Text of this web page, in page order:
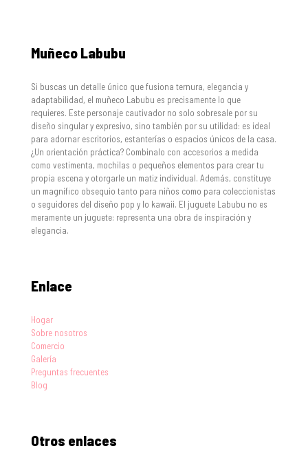
Muñeco Labubu
Si buscas un detalle único que fusiona ternura, elegancia y
adaptabilidad, el muñeco Labubu es precisamente lo que
requieres. Este personaje cautivador no solo sobresale por su
diseño singular y expresivo, sino también por su utilidad: es ideal
para adornar escritorios, estanterías o espacios únicos de la casa.
¿Un orientación práctica? Combinalo con accesorios a medida
como vestimenta, mochilas o pequeños elementos para crear tu
propia escena y otorgarle un matiz individual. Además, constituye
un magnífico obsequio tanto para niños como para coleccionistas
o seguidores del diseño pop y lo kawaii. El juguete Labubu no es
meramente un juguete: representa una obra de inspiración y
elegancia.
Enlace
Hogar
Sobre nosotros
Comercio
Galería
Preguntas frecuentes
Blog
Otros enlaces